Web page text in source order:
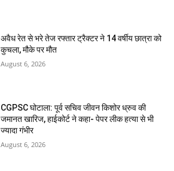
अवैध रेत से भरे तेज रफ्तार ट्रैक्टर ने 14 वर्षीय छात्रा को
कुचला, मौके पर मौत
August 6, 2026
CGPSC घोटाला: पूर्व सचिव जीवन किशोर ध्रुव की
जमानत खारिज, हाईकोर्ट ने कहा- पेपर लीक हत्या से भी
ज्यादा गंभीर
August 6, 2026